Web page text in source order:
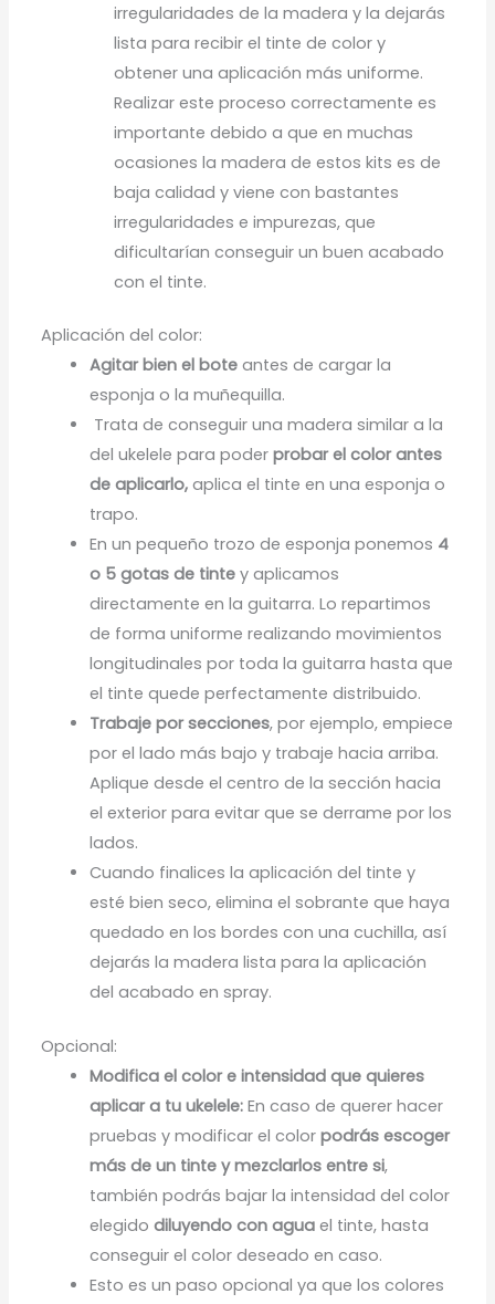
irregularidades de la madera y la dejarás
lista para recibir el tinte de color y
obtener una aplicación más uniforme.
Realizar este proceso correctamente es
importante debido a que en muchas
ocasiones la madera de estos kits es de
baja calidad y viene con bastantes
irregularidades e impurezas, que
dificultarían conseguir un buen acabado
con el tinte.
Aplicación del color:
Agitar bien el bote antes de cargar la
esponja o la muñequilla.
Trata de conseguir una madera similar a la
del ukelele para poderprobar el color antes
de aplicarlo,aplica el tinte en una esponja o
trapo.
En un pequeño trozo de esponja ponemos 4
o 5 gotas de tinte y aplicamos
directamente en la guitarra. Lo repartimos
de forma uniforme realizando movimientos
longitudinales por toda la guitarra hasta que
el tinte quede perfectamente distribuido.
Trabaje por secciones, por ejemplo, empiece
por el lado más bajo y trabaje hacia arriba.
Aplique desde el centro de la sección hacia
el exterior para evitar que se derrame por los
lados.
Cuando finalices la aplicación del tinte y
esté bien seco, elimina el sobrante que haya
quedado en los bordes con una cuchilla, así
dejarás la madera lista para la aplicación
del acabado en spray.
Opcional:
Modifica el color e intensidad que quieres
aplicar a tu ukelele: En caso de querer hacer
pruebas y modificar el colorpodrás escoger
más de un tinte y mezclarlos entre si,
también podrás bajar la intensidad del color
elegido diluyendo con agua el tinte, hasta
conseguir el color deseado en caso.
Esto es un paso opcional ya que los colores